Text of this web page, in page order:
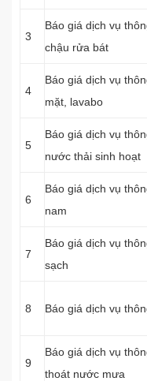
3
Báo giá dịch vụ
chậu rửa bát
4
Báo giá dịch vụ
mặt, lavabo
5
‎Báo giá dịch vụ
nước thải sinh hoạt
6
Báo giá dịch vụ
nam
7
Báo giá dịch vụ
sạch
8 Báo giá dịch vụ
9
Báo giá dịch vụ
thoát nước mưa